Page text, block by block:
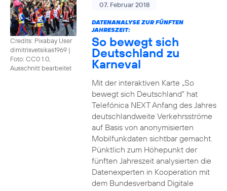
Credits: Pixabay User
dimitrisvetsikas1969 |
Foto: CC0 1.0,
Ausschnitt bearbeitet
07. Februar 2018
DATENANALYSE ZUR FÜNFTEN
JAHRESZEIT:
So bewegt sich
Deutschland zu
Karneval
Mit der interaktiven Karte „So
bewegt sich Deutschland“ hat
Telefónica NEXT Anfang des Jahres
deutschlandweite Verkehrsströme
auf Basis von anonymisierten
Mobilfunkdaten sichtbar gemacht.
Pünktlich zum Höhepunkt der
fünften Jahreszeit analysierten die
Datenexperten in Kooperation mit
dem Bundesverband Digitale